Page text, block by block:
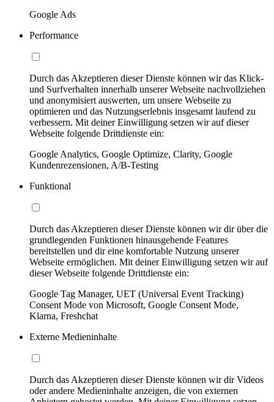
Google Ads
Performance
Durch das Akzeptieren dieser Dienste können wir das Klick-
und Surfverhalten innerhalb unserer Webseite nachvollziehen
und anonymisiert auswerten, um unsere Webseite zu
optimieren und das Nutzungserlebnis insgesamt laufend zu
verbessern. Mit deiner Einwilligung setzen wir auf dieser
Webseite folgende Drittdienste ein:
Google Analytics, Google Optimize, Clarity, Google
Kundenrezensionen, A/B-Testing
Funktional
Durch das Akzeptieren dieser Dienste können wir dir über die
grundlegenden Funktionen hinausgehende Features
bereitstellen und dir eine komfortable Nutzung unserer
Webseite ermöglichen. Mit deiner Einwilligung setzen wir auf
dieser Webseite folgende Drittdienste ein:
Google Tag Manager, UET (Universal Event Tracking)
Consent Mode von Microsoft, Google Consent Mode,
Klarna, Freshchat
Externe Medieninhalte
Durch das Akzeptieren dieser Dienste können wir dir Videos
oder andere Medieninhalte anzeigen, die von externen